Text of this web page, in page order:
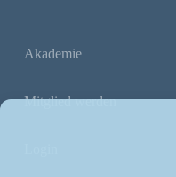
Akademie
Mitglied werden